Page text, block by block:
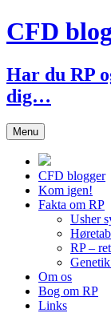
Hop
til
CFD
Har du RP
dig…
Menu
CFD blogger
Kom igen!
Fakta om RP
Usher
Høretab
RP –
Om os
Bog om RP
Links